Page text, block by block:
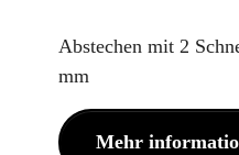
Abstechen mit 2
mm
Mehr